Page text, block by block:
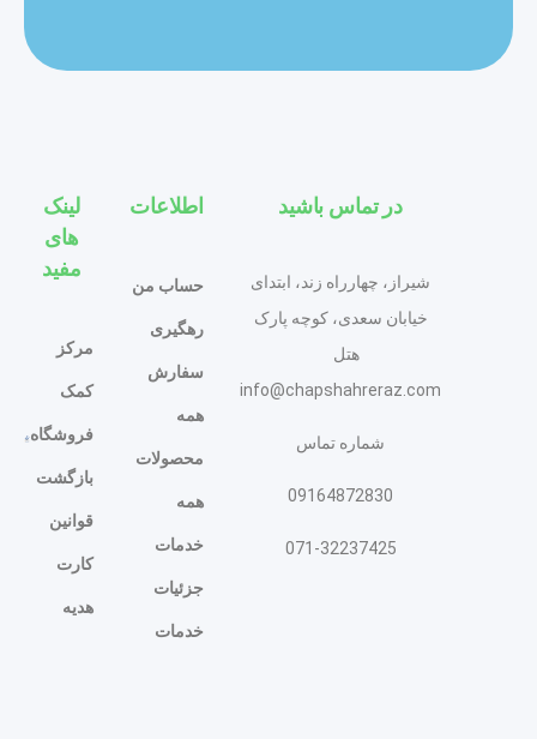
در تماس باشید
شیراز، چهارراه زند، ابتدای
خیابان سعدی، کوچه پارک
هتل
info@chapshahreraz.com
شماره تماس
09164872830
071-32237425
اطلاعات
حساب من
رهگیری
سفارش
همه
محصولات
همه
خدمات
جزئیات
خدمات
لینک
های
مفید
مرکز
کمک
فروشگاه
بازگشت
قوانین
کارت
هدیه